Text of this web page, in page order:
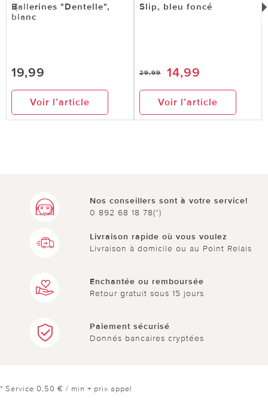
Ballerines "Dentelle",
blanc
19,99
Voir l’article
Slip, bleu foncé
29,99 14,99
Voir l’article
Nos conseillers sont à votre service!
0 892 68 18 78(*)
Livraison rapide où vous voulez
Livraison à domicile ou au Point Relais
Enchantée ou remboursée
Retour gratuit sous 15 jours
Paiement sécurisé
Donnés bancaires cryptées
* Service 0,50 € / min + prix appel